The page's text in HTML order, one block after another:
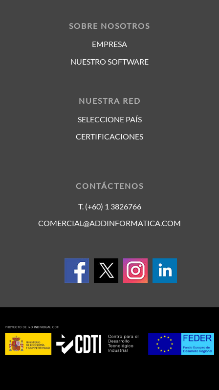
SOBRE NOSOTROS
EMPRESA
NUESTRO SOFTWARE
NUESTRA RED
SELECCIONE PAÍS
CERTIFICACIONES
CONTÁCTENOS
T. (+60) 1 3826766
COMERCIAL@ADDINFORMATICA.COM